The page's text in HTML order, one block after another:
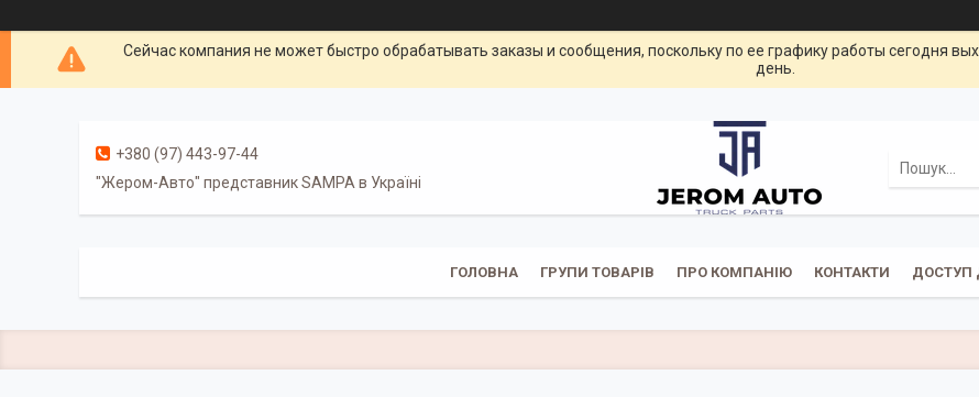
Сейчас компания не может быстро обрабатывать заказы и сообщения, поскольку по ее графику работы сегодня
день.
+380 (97) 443-97-44
"Жером-Авто" представник SAMPA в Україні
ГОЛОВНА ГРУПИ ТОВАРІВ ПРО КОМПАНІЮ КОНТАКТИ ДОСТУП